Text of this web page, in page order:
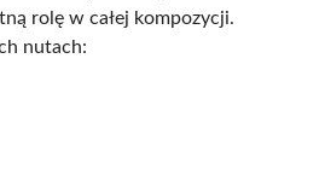
rolę w całej kompozycji.
nutach: